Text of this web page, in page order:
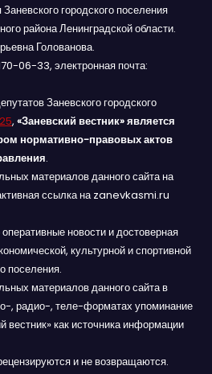
городского поселения
района Ленинградской области.
Голованова.
06-33, электронная почта:
Заневского городского
, «Заневский вестник» является
нормативно-правовых актов
.
материалов данного сайта на
ссылка на zanevkasmi.ru
новости и достоверная
культурной и спортивной
поселения.
материалов данного сайта в
, радио-, теле-форматах упоминание
вестник» как источника информации
и не возвращаются.